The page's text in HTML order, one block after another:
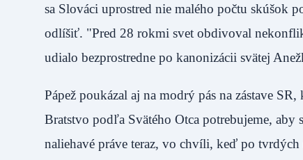
sa Slováci uprostred nie malého počtu skúšok
odlíšiť. "Pred 28 rokmi svet obdivoval
udialo bezprostredne po kanonizácii svätej
Pápež poukázal aj na modrý pás na zástave
Bratstvo podľa Svätého Otca potrebujeme, aby
naliehavé práve teraz, vo chvíli, keď po